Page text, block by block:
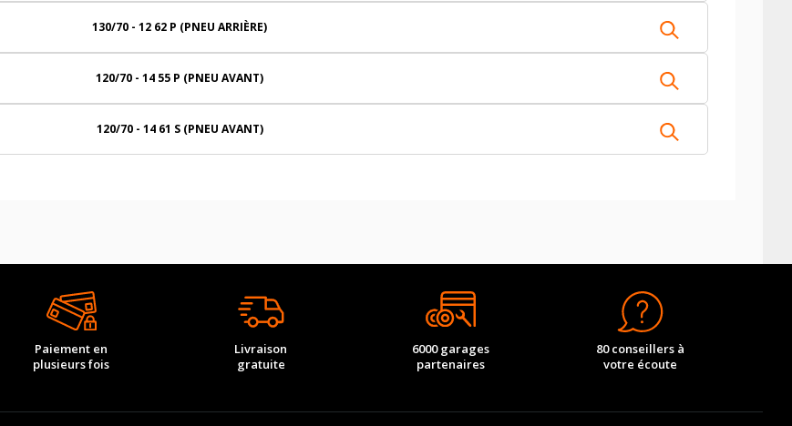
130/70 - 12 62 P (PNEU ARRIÈRE)
120/70 - 14 55 P (PNEU AVANT)
120/70 - 14 61 S (PNEU AVANT)
Paiement en
plusieurs fois
Livraison
gratuite
6000 garages
partenaires
80 conseillers à
votre écoute